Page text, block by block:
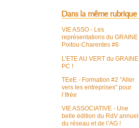
Dans la même rubrique
VIE ASSO - Les
représentations du GRAINE
Poitou-Charentes #6
L’ETE AU VERT du GRAINE
PC !
TEeE - Formation #2 "Aller
vers les entreprises" pour
l’Ifrée
VIE ASSOCIATIVE - Une
belle édition du RdV annuel
du réseau et de l’AG !